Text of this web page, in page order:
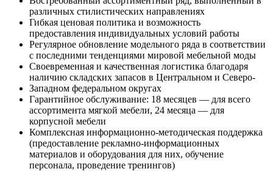
различных стилистических направлениях
Гибкая ценовая политика и возможность
предоставления индивидуальных условий работы
Регулярное обновление модельного ряда в соответствии
с последними тенденциями мировой мебельной моды
Своевременная и качественная логистика благодаря
наличию складских запасов в Центральном и Северо-
Западном федеральном округах
Гарантийное обслуживание: 18 месяцев — для всего
ассортимента мягкой мебели, 24 месяца — для
корпусной мебели
Комплексная информационно-методическая поддержка
(предоставление рекламно-информационных
материалов и оборудования для них, обучение
персонала, проведение тренингов)